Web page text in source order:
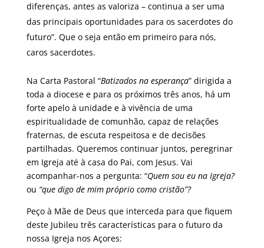
diferenças, antes as valoriza – continua a ser uma
das principais oportunidades para os sacerdotes do
futuro”. Que o seja então em primeiro para nós,
caros sacerdotes.
Na Carta Pastoral “Batizados na esperança” dirigida a
toda a diocese e para os próximos três anos, há um
forte apelo à unidade e à vivência de uma
espiritualidade de comunhão, capaz de relações
fraternas, de escuta respeitosa e de decisões
partilhadas. Queremos continuar juntos, peregrinar
em Igreja até à casa do Pai, com Jesus. Vai
acompanhar-nos a pergunta: “Quem sou eu na Igreja?
ou “que digo de mim próprio como cristão”?
Peço à Mãe de Deus que interceda para que fiquem
deste Jubileu três características para o futuro da
nossa Igreja nos Açores: